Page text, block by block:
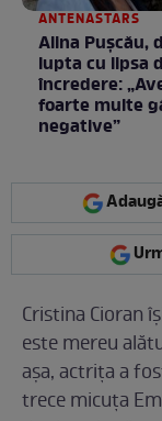
ANTENASTARS
Alina Pușcău,
lupta cu lipsa
încredere:
foarte multe
negative”
Cristina Cioran
este mereu
așa, actrița a
trece micuța